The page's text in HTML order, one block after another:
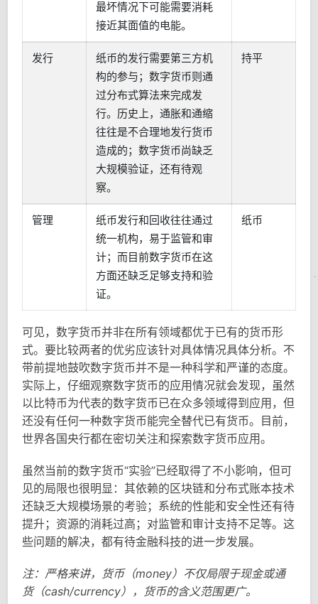
最坏情况下可能需要消耗
接近其面值的电能。
发行
纸币的发行需要第三方机
构的参与；数字货币则通
过分布式算法来完成发
行。历史上，通胀和通缩
往往是不合理地发行货币
造成的；数字货币尚缺乏
大规模验证，还有待观
察。
持平
管理
纸币发行和回收往往通过
统一机构，易于监管和审
计；而目前数字货币在这
方面还缺乏足够支持和验
证。
纸币
可见，数字货币并非在所有领域都优于已有的货币形
式。要比较两者的优劣应该针对具体情况具体分析。不
带前提地鼓吹数字货币并不是一种科学和严谨的态度。
实际上，仔细观察数字货币的应用情况就会发现，虽然
以比特币为代表的数字货币已在众多领域得到应用，但
还没有任何一种数字货币能完全替代已有货币。目前，
世界各国央行都在密切关注和探索数字货币应用。
虽然当前的数字货币“实验”已经取得了不小影响，但可
见的局限也很明显：其依赖的区块链和分布式账本技术
还缺乏大规模场景的考验；系统的性能和安全性还有待
提升；资源的消耗过高；对监管和审计支持不足等。这
些问题的解决，都有待金融科技的进一步发展。
注：严格来讲，货币（money）不仅局限于现金或通
货（cash/currency），货币的含义范围更广。